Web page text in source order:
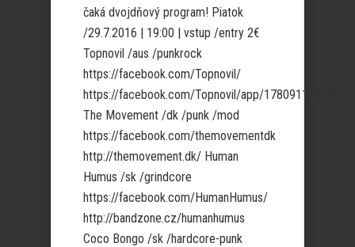
čaká dvojdňový program! Piatok
/29.7.2016 | 19:00 | vstup /entry 2€
Topnovil /aus /punkrock
https://facebook.com/Topnovil/
https://facebook.com/Topnovil/app/178091127385/
The Movement /dk /punk /mod
https://facebook.com/themovementdk
http://themovement.dk/ Human
Humus /sk /grindcore
https://facebook.com/HumanHumus/
http://bandzone.cz/humanhumus
Coco Bongo /sk /hardcore-punk